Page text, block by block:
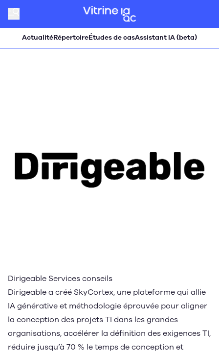
ActualitéRépertoireÉtudes de casAssistant IA (beta)
Dirigeable Services conseils
Dirigeable a créé SkyCortex, une plateforme qui allie
IA générative et méthodologie éprouvée pour aligner
la conception des projets TI dans les grandes
organisations, accélérer la définition des exigences TI,
réduire jusqu’à 70 % le temps de conception et